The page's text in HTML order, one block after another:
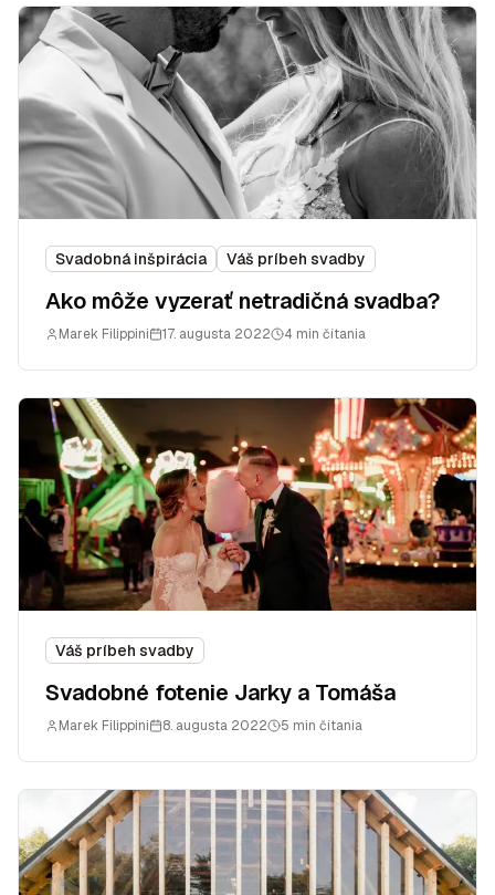
Svadobná inšpirácia Váš príbeh svadby
Ako môže vyzerať netradičná svadba?
Marek Filippini 17. augusta 2022 4 min čítania
Váš príbeh svadby
Svadobné fotenie Jarky a Tomáša
Marek Filippini 8. augusta 2022 5 min čítania